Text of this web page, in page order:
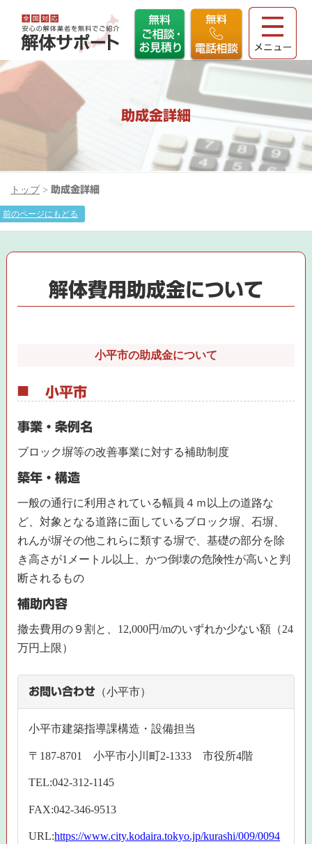
助成金詳細
トップ > 助成金詳細
前のページにもどる
解体費用助成金について
小平市の助成金について
小平市
事業・条例名
ブロック塀等の改善事業に対する補助制度
築年・構造
一般の通行に利用されている幅員４ｍ以上の道路な
ど、対象となる道路に面しているブロック塀、石塀、
れんが塀その他これらに類する塀で、基礎の部分を除
き高さが1メートル以上、かつ倒壊の危険性が高いと判
断されるもの
補助内容
撤去費用の９割と、12,000円/mのいずれか少ない額（24
万円上限）
お問い合わせ （小平市）
小平市建築指導課構造・設備担当
〒187-8701 小平市小川町2-1333 市役所4階
TEL:042-312-1145
FAX:042-346-9513
URL:https://www.city.kodaira.tokyo.jp/kurashi/009/0094